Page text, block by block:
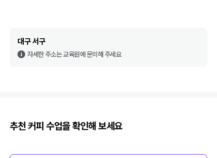
대구 서구
자세한 주소는 교육원에 문의해 주세요
추천 커피 수업을 확인해 보세요